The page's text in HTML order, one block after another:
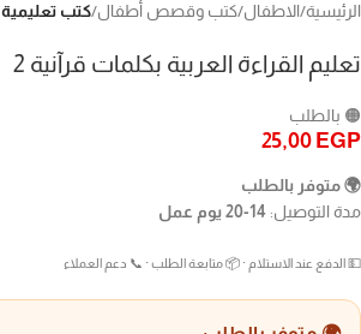
الرئيسية الاطفال كتب وقصص أطفال كتب تعليمية
تعليم القراءة العربية بكلمات قرآنية 2
🟠 بالطلب
25,00 EGP
🌍 متوفر بالطلب
مدة التوصيل: 14-20 يوم عمل
💵 الدفع عند الاستلام · 📦 متابعة الطلب · 📞 دعم العملاء